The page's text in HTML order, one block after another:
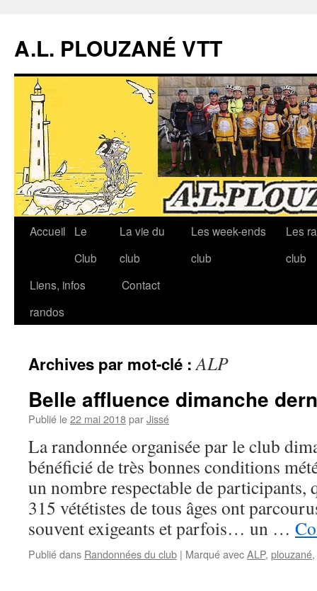
A.L. PLOUZANÉ VTT
Aller
contenu
Accueil
Le
Club
La vie du
club
Les week-ends
club
Les
club
Liens, infos
randos
Contact
Archives par mot-clé :ALP
Belle affluence dimanche
Publié le22 mai 2018parJissé
La randonnée organisée par le club
bénéficié de très bonnes conditions
un nombre respectable de participants,
315 vététistes de tous âges ont
souvent exigeants et parfois… un …
Publié dans Randonnées du club | Marqué avecALP, plouzané,